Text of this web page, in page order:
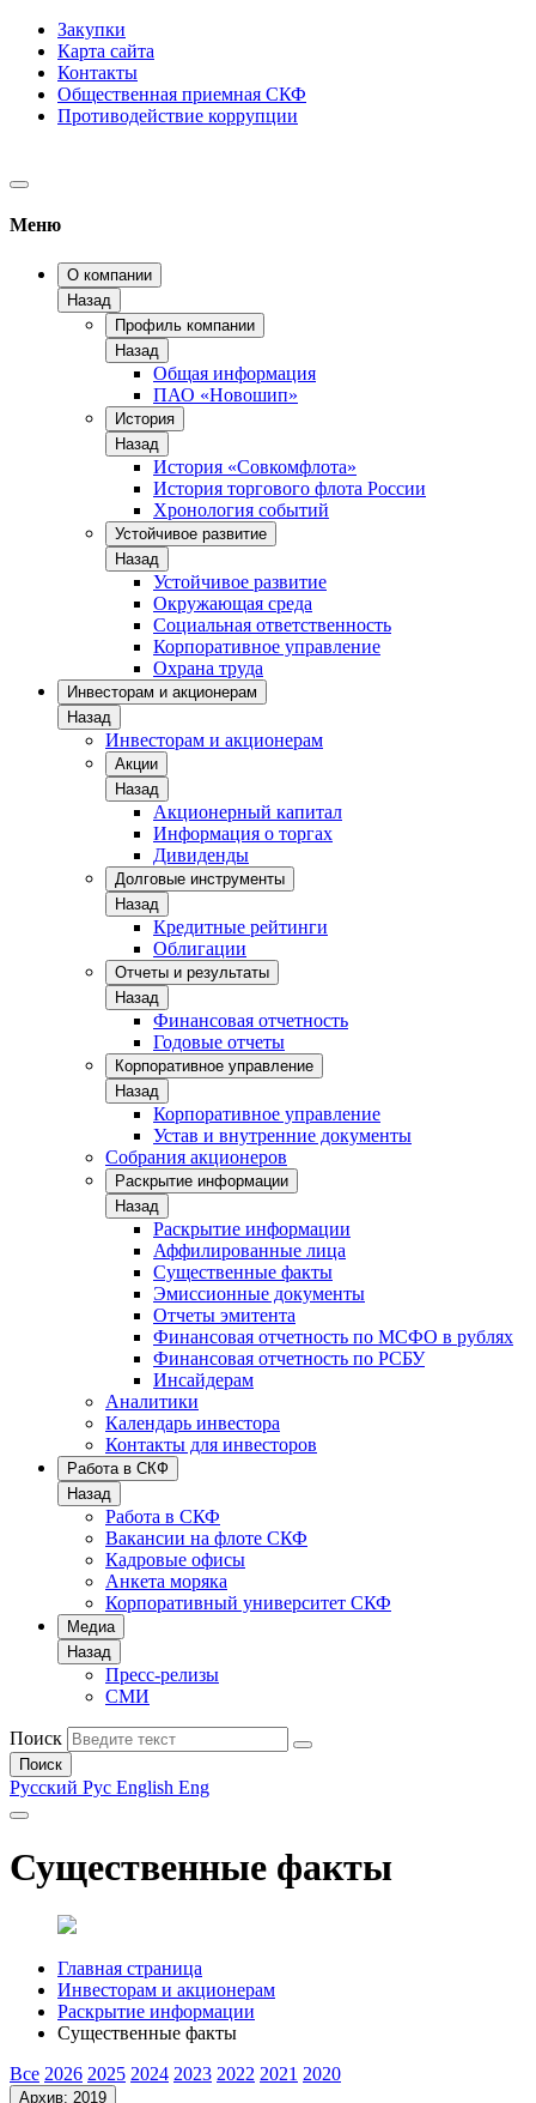
Закупки
Карта сайта
Контакты
Общественная приемная СКФ
Противодействие коррупции
Меню
О компании
Назад
Профиль компании
Назад
Общая информация
ПАО «Новошип»
История
Назад
История «Совкомфлота»
История торгового флота России
Хронология событий
Устойчивое развитие
Назад
Устойчивое развитие
Окружающая среда
Социальная ответственность
Корпоративное управление
Охрана труда
Инвесторам и акционерам
Назад
Инвесторам и акционерам
Акции
Назад
Акционерный капитал
Информация о торгах
Дивиденды
Долговые инструменты
Назад
Кредитные рейтинги
Облигации
Отчеты и результаты
Назад
Финансовая отчетность
Годовые отчеты
Корпоративное управление
Назад
Корпоративное управление
Устав и внутренние документы
Собрания акционеров
Раскрытие информации
Назад
Раскрытие информации
Аффилированные лица
Существенные факты
Эмиссионные документы
Отчеты эмитента
Финансовая отчетность по МСФО в рублях
Финансовая отчетность по РСБУ
Инсайдерам
Аналитики
Календарь инвестора
Контакты для инвесторов
Работа в СКФ
Назад
Работа в СКФ
Вакансии на флоте СКФ
Кадровые офисы
Анкета моряка
Корпоративный университет СКФ
Медиа
Назад
Пресс-релизы
СМИ
Поиск
Поиск
Русский Рус English Eng
Существенные факты
Главная страница
Инвесторам и акционерам
Раскрытие информации
Существенные факты
Все 2026 2025 2024 2023 2022 2021 2020
Архив: 2019